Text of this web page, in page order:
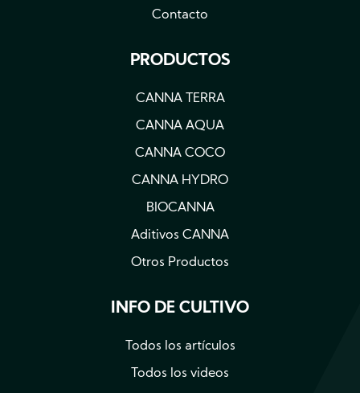
Contacto
PRODUCTOS
CANNA TERRA
CANNA AQUA
CANNA COCO
CANNA HYDRO
BIOCANNA
Aditivos CANNA
Otros Productos
INFO DE CULTIVO
Todos los artículos
Todos los videos